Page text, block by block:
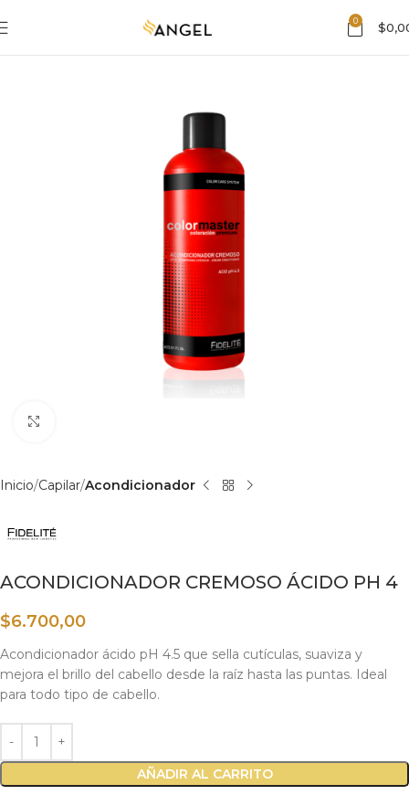
0 $
Inicio Capilar Acondicionador
ACONDICIONADOR CREMOSO ÁCIDO PH 4
$6.700,00
Acondicionador ácido pH 4.5 que sella cutículas, suaviza y
mejora el brillo del cabello desde la raíz hasta las puntas. Ideal
para todo tipo de cabello.
AÑADIR AL CARRITO